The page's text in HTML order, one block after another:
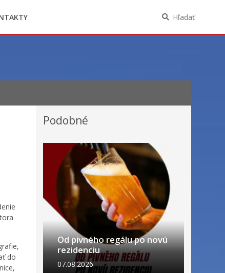
majetkových pomerov verejného funkcionára
Hľadať
do
Podobné
Od pivného regálu po novú
rezidenciu
07.08.2026